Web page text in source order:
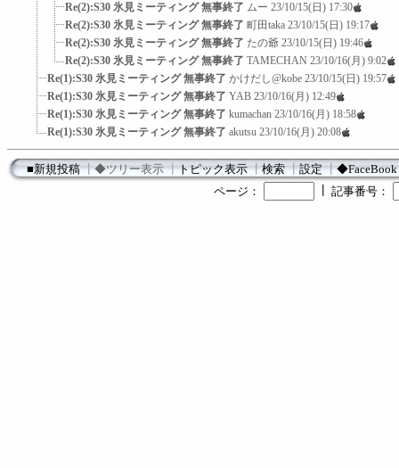
Re(2):S30 氷見ミーティング 無事終了 ムー 23/10/15(日) 17:30
Re(2):S30 氷見ミーティング 無事終了 町田taka 23/10/15(日) 19:17
Re(2):S30 氷見ミーティング 無事終了 たの爺 23/10/15(日) 19:46
Re(2):S30 氷見ミーティング 無事終了 TAMECHAN 23/10/16(月) 9:02
Re(1):S30 氷見ミーティング 無事終了 かけだし@kobe 23/10/15(日) 19:57
Re(1):S30 氷見ミーティング 無事終了 YAB 23/10/16(月) 12:49
Re(1):S30 氷見ミーティング 無事終了 kumachan 23/10/16(月) 18:58
Re(1):S30 氷見ミーティング 無事終了 akutsu 23/10/16(月) 20:08
■新規投稿┃◆ツリー表示┃トピック表示┃検索┃設定┃◆FaceBook
ページ：
記事番号：